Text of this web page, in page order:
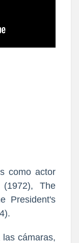
como actor
(1972), The
President's
cámaras,